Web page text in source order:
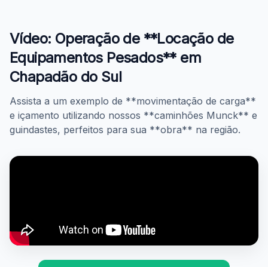
Vídeo: Operação de **Locação de
Equipamentos Pesados** em
Chapadão do Sul
Assista a um exemplo de **movimentação de carga**
e içamento utilizando nossos **caminhões Munck** e
guindastes, perfeitos para sua **obra** na região.